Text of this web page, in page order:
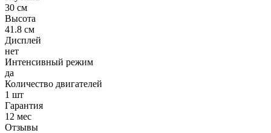
30 см
Высота
41.8 см
Дисплей
нет
Интенсивный режим
да
Количество двигателей
1 шт
Гарантия
12 мес
Отзывы